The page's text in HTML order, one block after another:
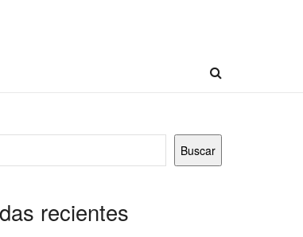
Buscar
recientes